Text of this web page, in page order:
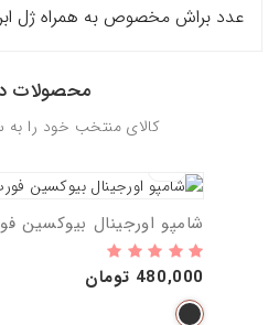
عدد براش مخصوص به همراه ژل
محصولات
کالای منتخب خود را به
شامپو اورجینال بیوکسین
480,000 تومان